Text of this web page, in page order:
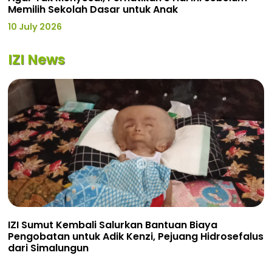
Memilih Sekolah Dasar untuk Anak
10 July 2026
IZI News
IZI Sumut Kembali Salurkan Bantuan Biaya
Pengobatan untuk Adik Kenzi, Pejuang Hidrosefalus
dari Simalungun